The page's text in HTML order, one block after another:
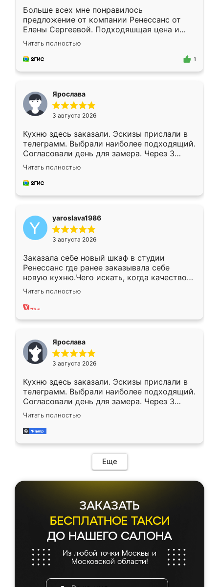
Больше всех мне понравилось
предложение от компании Ренессанс от
Елены Сергеевой. Подходяшщая цена и
короткие сроки изготовления. Приехавший
для замера сотрудник Владислав
предложил по моему эскизу самый
Читать полностью
1
Ярослава
3 августа 2026
Кухню здесь заказали. Эскизы прислали в
телеграмм. Выбрали наиболее подходящий.
Согласовали день для замера. Через 3
недели кухня была уже готова. Остались
довольны работой. Спасибо Ренессанс
мебель за качественную работу!
Читать полностью
yaroslava1986
3 августа 2026
Заказала себе новый шкаф в студии
Ренессанс где ранее заказывала себе
новую кухню.Чего искать, когда качеством
вполне довольна. Служит кухня уже почти
два года, нареканий нет.
Читать полностью
Ярослава
3 августа 2026
Кухню здесь заказали. Эскизы прислали в
телеграмм. Выбрали наиболее подходящий.
Согласовали день для замера. Через 3
недели кухня была уже готова. Остались
довольны работой. Спасибо Ренессанс
мебель за качественную работу!
Читать полностью
Еще
ЗАКАЗАТЬ
БЕСПЛАТНОЕ ТАКСИ
ДО НАШЕГО САЛОНА
Из любой точки Москвы и
Московской области!